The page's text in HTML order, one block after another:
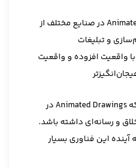
• گسترش کاربرد Animated Drawings در صنایع مختلف از
و تبلیغات
• ادغام Animated Drawings با واقعیت افزوده و واقعیت
با پیشرفت‌ها، انتظار می‌رود که Animated Drawings در
و رسانه‌ای داشته باشد.
این فناوری بسیار